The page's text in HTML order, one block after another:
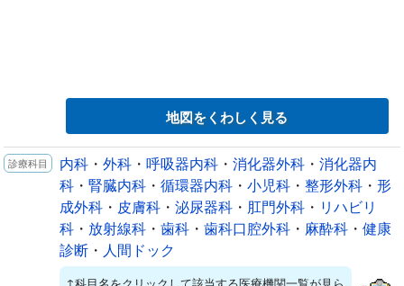
地図をくわしく見る
内科 ・ 外科 ・ 呼吸器内科 ・ 消化器外科 ・ 消化器内
科 ・ 腎臓内科 ・ 循環器内科 ・ 小児科 ・ 整形外科 ・ 形
成外科 ・ 皮膚科 ・ 泌尿器科 ・ 肛門外科 ・ リハビリ
科 ・ 放射線科 ・ 歯科 ・ 歯科口腔外科 ・ 麻酔科 ・ 健康
診断 ・ 人間ドック